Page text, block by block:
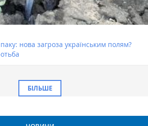
нова загроза українським полям?
БІЛЬШЕ